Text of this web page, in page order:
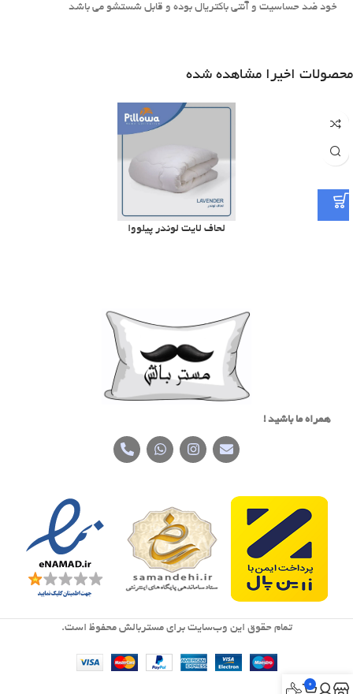
خود ضد حساسیت و آنتی باکتریال بوده و قابل شستشو می باشد
محصولات اخیرا مشاهده شده
لحاف لایت لوندر پیلووا
همراه ما باشید !
تمام حقوق اين وب‌سايت برای مستربالش محفوظ است.
0